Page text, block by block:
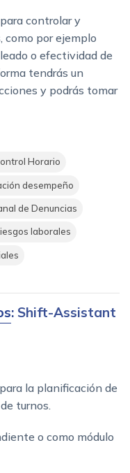
controlar y
como por ejemplo
o efectividad de
tendrás un
y podrás tomar
Horario
desempeño
de Denuncias
laborales
: Shift-Assistant
la planificación de
turnos.
o como módulo